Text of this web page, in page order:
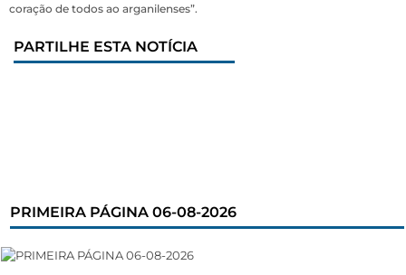
coração de todos ao arganilenses”.
PARTILHE ESTA NOTÍCIA
PRIMEIRA PÁGINA 06-08-2026